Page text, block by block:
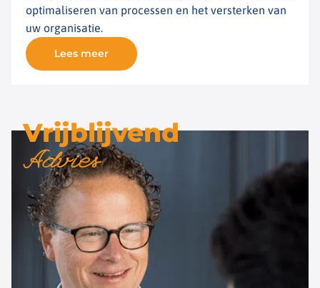
optimaliseren van processen en het versterken van
uw organisatie.
Lees meer
Vrijblijvend
Advies